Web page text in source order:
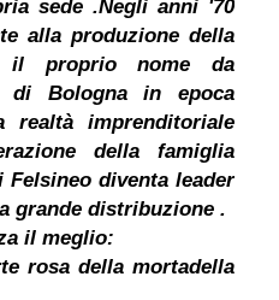
sede .Negli anni '70
alla produzione della
il proprio nome da
di Bologna in epoca
realtà imprenditoriale
della famiglia
diventa leader
grande distribuzione .
il meglio:
rosa della mortadella